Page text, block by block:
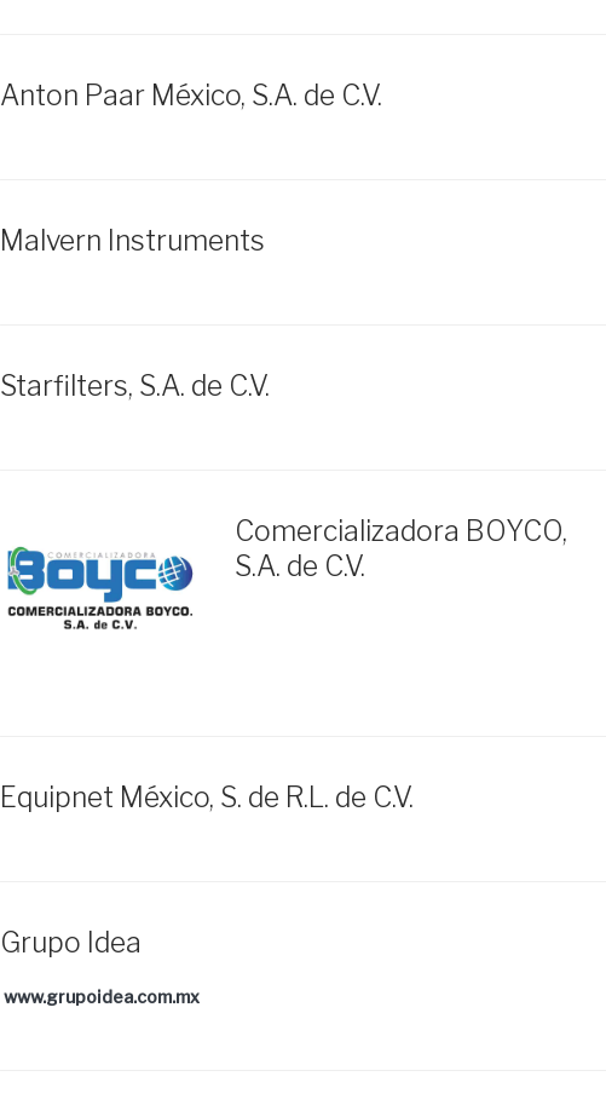
Anton Paar México, S.A. de C.V.
Malvern Instruments
Starfilters, S.A. de C.V.
Comercializadora BOYCO,
S.A. de C.V.
Equipnet México, S. de R.L. de C.V.
Grupo Idea
www.grupoidea.com.mx